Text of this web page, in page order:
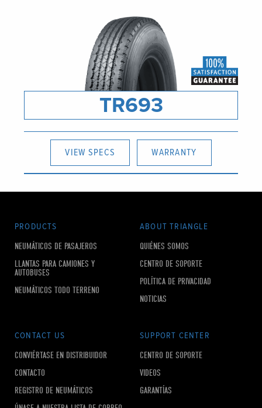
TR693
VIEW SPECS WARRANTY
PRODUCTS
NEUMÁTICOS DE PASAJEROS
LLANTAS PARA CAMIONES Y
AUTOBUSES
NEUMÁTICOS TODO TERRENO
ABOUT TRIANGLE
QUIÉNES SOMOS
CENTRO DE SOPORTE
POLÍTICA DE PRIVACIDAD
NOTICIAS
CONTACT US
CONVIÉRTASE EN DISTRIBUIDOR
CONTACTO
REGISTRO DE NEUMÁTICOS
SUPPORT CENTER
CENTRO DE SOPORTE
VIDEOS
GARANTÍAS